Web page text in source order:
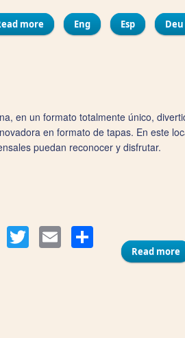
more about Centre Municipal d'Art
Eng Esp Deu
en un formato totalmente único,
en formato de tapas. En este
puedan reconocer y disfrutar.
FacebookTwitter Email
Read more